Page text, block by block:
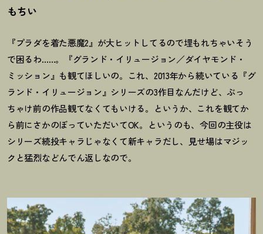
もちい
『プラダを着た悪魔2』が大ヒットしてるので埋もれちゃいそう
で困るわ……。『グランド・イリュージョン／ダイヤモンド・
ミッション』も観てほしいの。これ、2013年から続いている『グ
ランド・イリュージョン』シリーズの3作目なんだけど、ぶっ
ちゃけ前の作品観てなくてもいける。というか、これを観てか
ら前にさかのぼっていただいてOK。というのも、今回の主役は
シリーズ続投キャラじゃなくて新キャラだし、見せ場はマジッ
クと猛烈などんでん返しなので。